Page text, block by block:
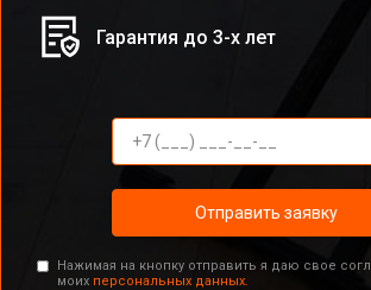
Гарантия до 3-х лет
Отправить заявку
Нажимая на кнопку отправить я даю свое
моих персональных данных.